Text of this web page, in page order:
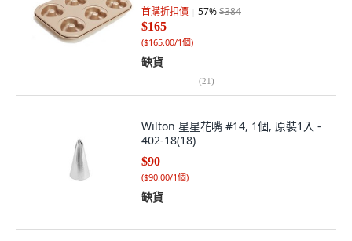
首購折扣價 57%$384
$165
($165.00/1個)
缺貨
(21)
Wilton 星星花嘴 #14, 1個, 原裝1入 -
402-18(18)
$90
($90.00/1個)
缺貨